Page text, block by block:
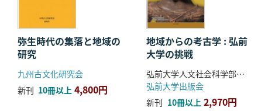
弥生時代の集落と地域の
研究
九州古文化研究会
新刊 10冊以上 4,800円
地域からの考古学 : 弘前
大学の挑戦
弘前大学人文社会科学部北日本考古学研究センター 編
弘前大学出版会
新刊 10冊以上 2,970円